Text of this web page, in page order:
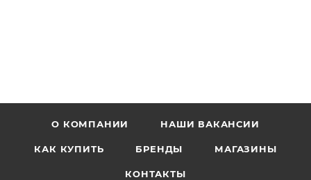
О КОМПАНИИ НАШИ ВАКАНСИИ
КАК КУПИТЬ БРЕНДЫ МАГАЗИНЫ
КОНТАКТЫ